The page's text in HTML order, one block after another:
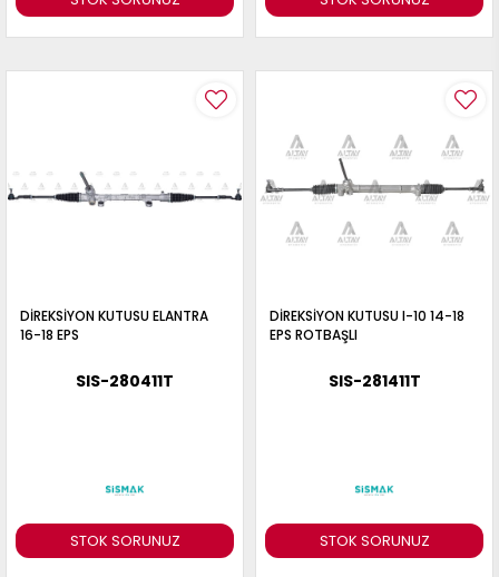
STOK SORUNUZ
DİREKSİYON KUTUSU ELANTRA
16-18 EPS
SIS-280411T
STOK SORUNUZ
DİREKSİYON KUTUSU I-10 14-18
EPS ROTBAŞLI
SIS-281411T